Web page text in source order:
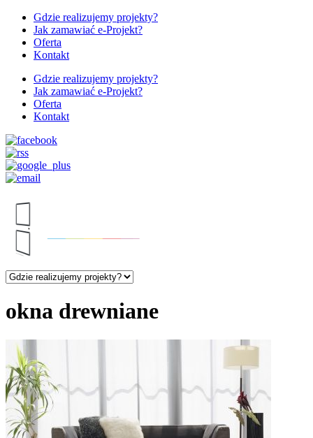
Gdzie realizujemy projekty?
Jak zamawiać e-Projekt?
Oferta
Kontakt
Gdzie realizujemy projekty?
Jak zamawiać e-Projekt?
Oferta
Kontakt
okna drewniane